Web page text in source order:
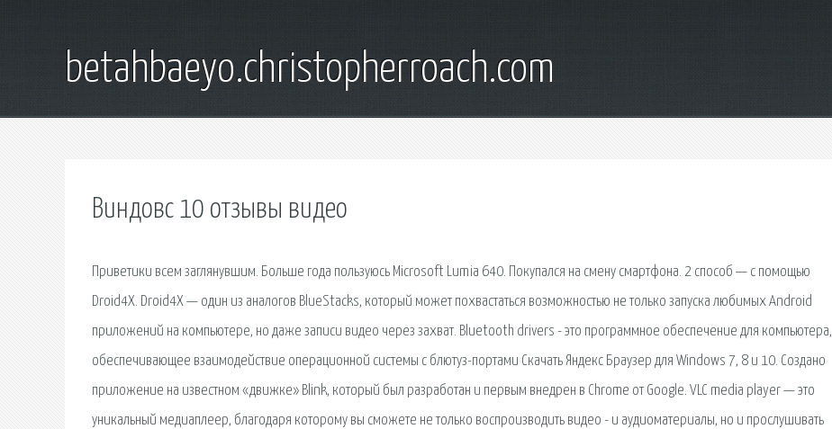
betahbaeyo.christopherroach.com
Виндовс 10 отзывы видео
Приветики всем заглянувшим. Больше года пользуюсь Microsoft Lumia 640. Покупался на смену смартфона. 2 способ — с помощью
Droid4X. Droid4X — один из аналогов BlueStacks, который может похвастаться возможностью не только запуска любимых Android
приложений на компьютере, но даже записи видео через захват. Bluetooth drivers - это программное обеспечение для компьютера,
обеспечивающее взаимодействие операционной системы с блютуз-портами Скачать Яндекс Браузер для Windows 7, 8 и 10. Создано
приложение на известном «движке» Blink, который был разработан и первым внедрен в Chrome от Google. VLC media player — это
уникальный медиаплеер, благодаря которому вы сможете не только воспроизводить видео - и аудиоматериалы, но и прослушивать